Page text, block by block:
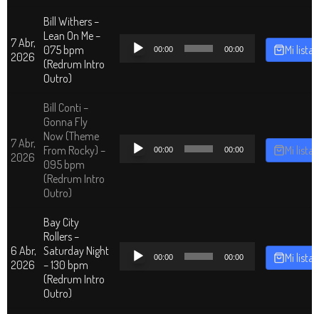
7 Abr,
2026
Bill Withers –
Lean On Me –
075 bpm
(Redrum Intro
Outro)
Reproductor
00:00 00:00 Mi lista
7 Abr,
2026
Bill Conti –
Gonna Fly
Now (Theme
From Rocky) –
095 bpm
(Redrum Intro
Outro)
Reproductor
00:00 00:00 Mi lista
6 Abr,
2026
Bay City
Rollers –
Saturday Night
– 130 bpm
(Redrum Intro
Outro)
Reproductor
00:00 00:00 Mi lista